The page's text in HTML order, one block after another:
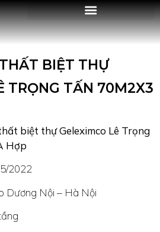
BIỆT THỰ
TRỌNG TẤN 70M2X3
biệt thự Geleximco Lê Trọng
Hợp
2022
Dương Nội – Hà Nội